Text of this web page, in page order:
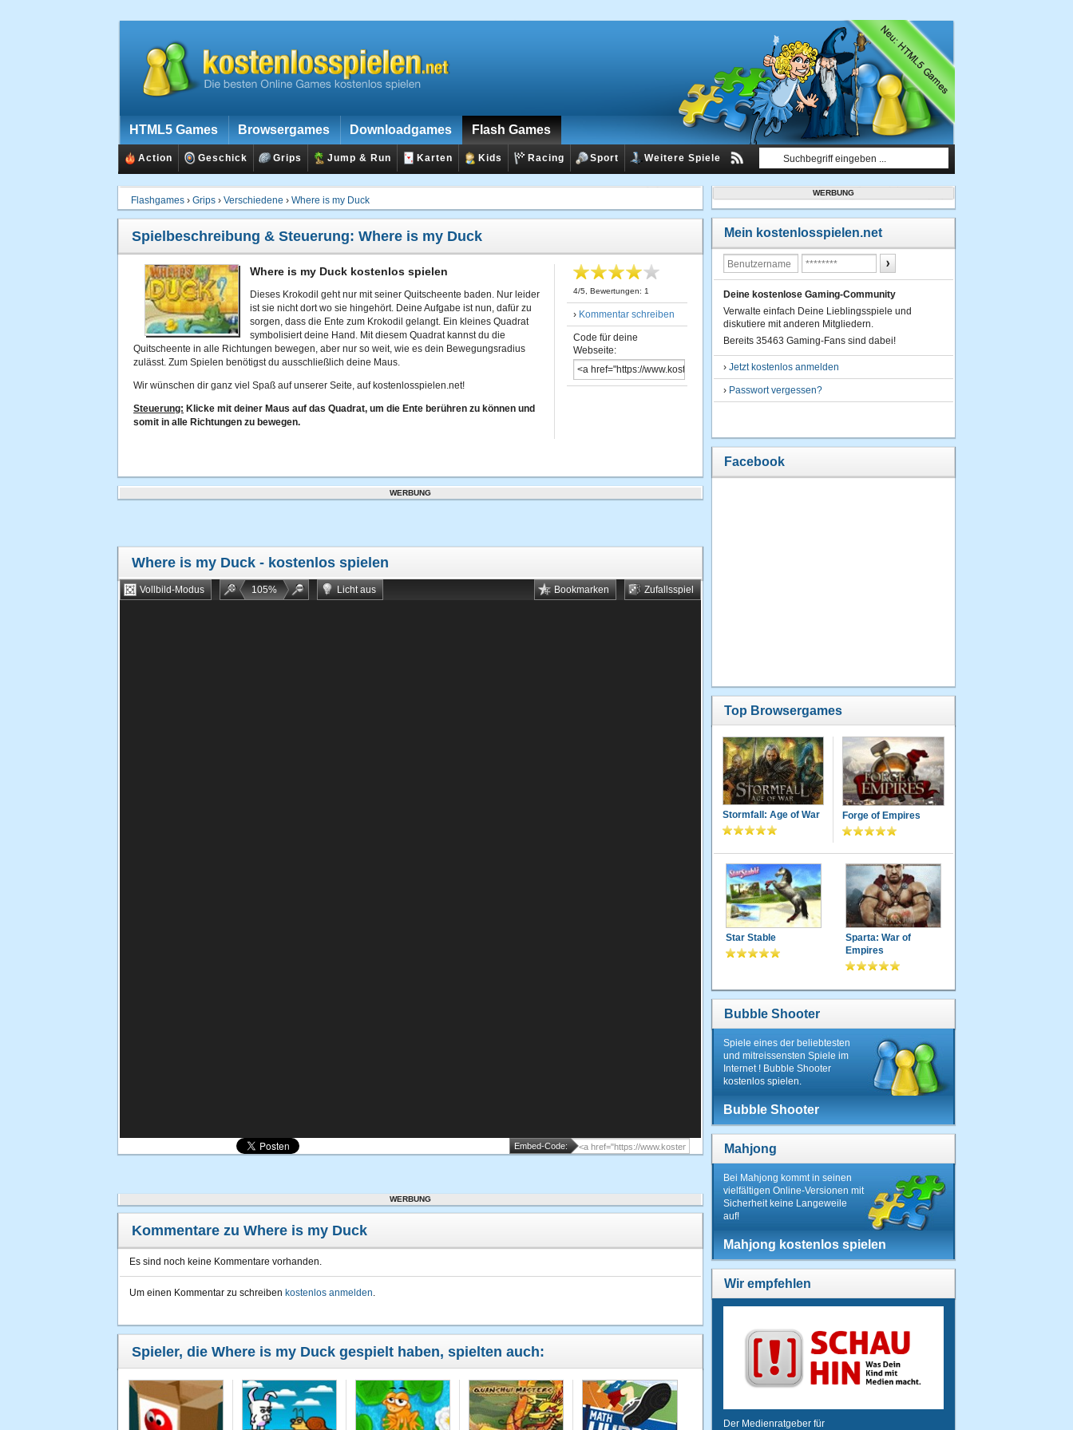
HTML5 Games Browsergames Downloadgames Flash Games
Action Geschick Grips Jump & Run Karten Kids Racing Sport Weitere Spiele
Flashgames › Grips › Verschiedene › Where is my Duck
Spielbeschreibung & Steuerung: Where is my Duck
Where is my Duck kostenlos spielen
Dieses Krokodil geht nur mit seiner Quitscheente baden. Nur leider
ist sie nicht dort wo sie hingehört. Deine Aufgabe ist nun, dafür zu
sorgen, dass die Ente zum Krokodil gelangt. Ein kleines Quadrat
symbolisiert deine Hand. Mit diesem Quadrat kannst du die
Quitscheente in alle Richtungen bewegen, aber nur so weit, wie es dein Bewegungsradius
zulässt. Zum Spielen benötigst du ausschließlich deine Maus.
Wir wünschen dir ganz viel Spaß auf unserer Seite, auf kostenlosspielen.net!
Steuerung: Klicke mit deiner Maus auf das Quadrat, um die Ente berühren zu können und
somit in alle Richtungen zu bewegen.
4/5 , Bewertungen: 1
› Kommentar schreiben
Code für deine
Webseite:
WERBUNG
Where is my Duck - kostenlos spielen
Vollbild-Modus 105% Licht aus Zufallsspiel
Bookmarken
Embed-Code:
WERBUNG
Kommentare zu Where is my Duck
Es sind noch keine Kommentare vorhanden.
Um einen Kommentar zu schreiben kostenlos anmelden.
Spieler, die Where is my Duck gespielt haben, spielten auch:
WERBUNG
Mein kostenlosspielen.net
Deine kostenlose Gaming-Community
Verwalte einfach Deine Lieblingsspiele und
diskutiere mit anderen Mitgliedern.
Bereits 35463 Gaming-Fans sind dabei!
› Jetzt kostenlos anmelden
› Passwort vergessen?
Facebook
Top Browsergames
Stormfall: Age of War Forge of Empires
Star Stable
Sparta: War of
Empires
Bubble Shooter
Spiele eines der beliebtesten
und mitreissensten Spiele im
Internet ! Bubble Shooter
kostenlos spielen.
Bubble Shooter
Mahjong
Bei Mahjong kommt in seinen
vielfältigen Online-Versionen mit
Sicherheit keine Langeweile
auf!
Mahjong kostenlos spielen
Wir empfehlen
Der Medienratgeber für